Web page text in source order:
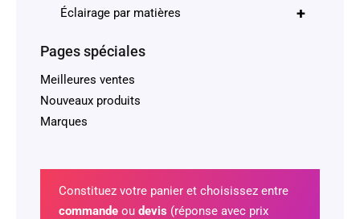
+
Éclairage par matières
Pages spéciales
Meilleures ventes
Nouveaux produits
Marques
Constituez votre panier et choisissez entre
commandeou devis (réponse avec prix